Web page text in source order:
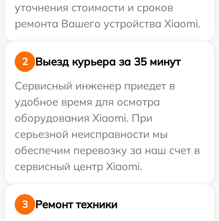
уточнения стоимости и сроков
ремонта Вашего устройства Xiaomi.
2
Выезд курьера за 35 минут
Сервисный инженер приедет в
удобное время для осмотра
оборудования Xiaomi. При
серьезной неисправности мы
обеспечим перевозку за наш счет в
сервисный центр Xiaomi.
3
Ремонт техники